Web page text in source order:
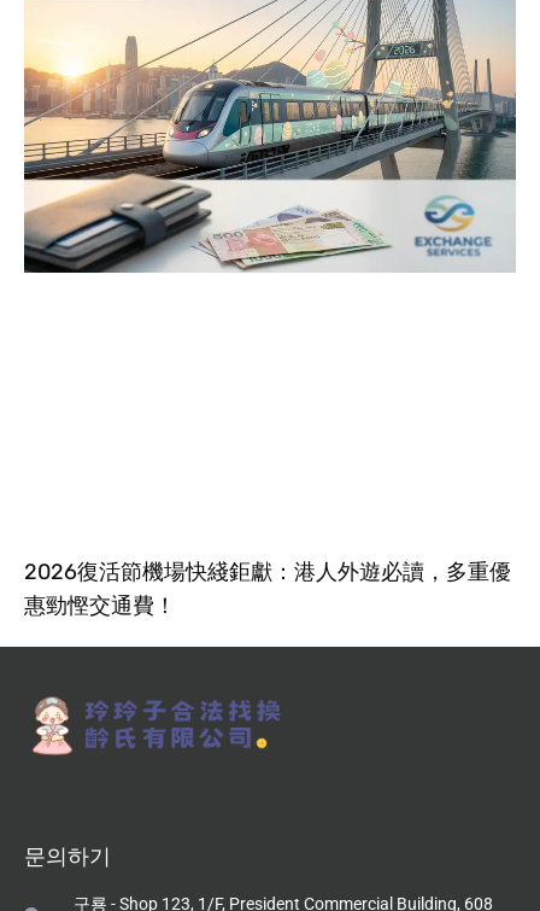
2026復活節機場快綫鉅獻：港人外遊必讀，多重優
惠勁慳交通費！
문의하기
구룡 - Shop 123, 1/F, President Commercial Building, 608